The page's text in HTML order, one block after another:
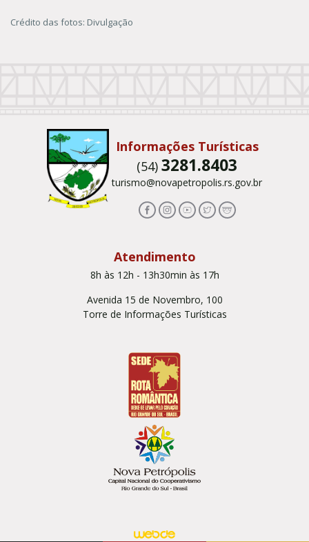
Crédito das fotos: Divulgação
Informações Turísticas
(54)3281.8403
turismo@novapetropolis.rs.gov.br
Atendimento
8h às 12h - 13h30min às 17h
Avenida 15 de Novembro, 100
Torre de Informações Turísticas